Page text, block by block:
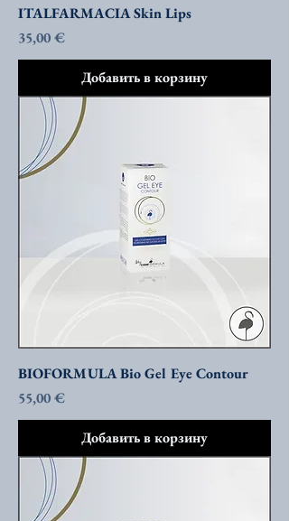
ITALFARMACIA Skin Lips
Цена
35,00 €
Добавить в корзину
BIOFORMULA Bio Gel Eye Contour
Цена
55,00 €
Добавить в корзину